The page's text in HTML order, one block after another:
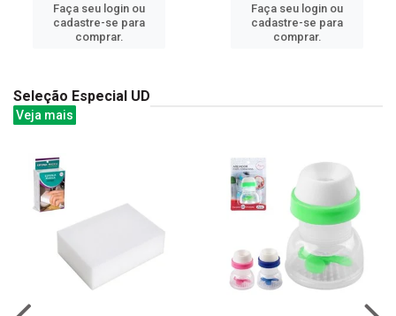
Faça seu login ou
cadastre-se para
comprar.
Faça seu login ou
cadastre-se para
comprar.
Seleção Especial UD
Veja mais